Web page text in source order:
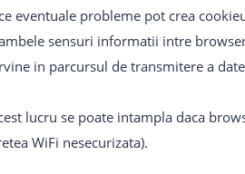
eventuale probleme pot crea
sensuri informatii intre
in parcursul de transmitere a
lucru se poate intampla daca
WiFi nesecurizata).